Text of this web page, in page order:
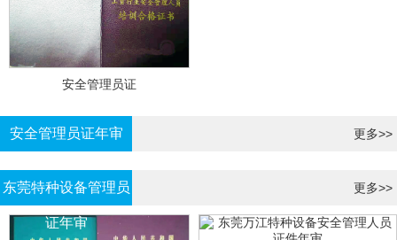
安全管理员证
安全管理员证年审 更多>>
东莞特种设备管理员
证年审
更多>>